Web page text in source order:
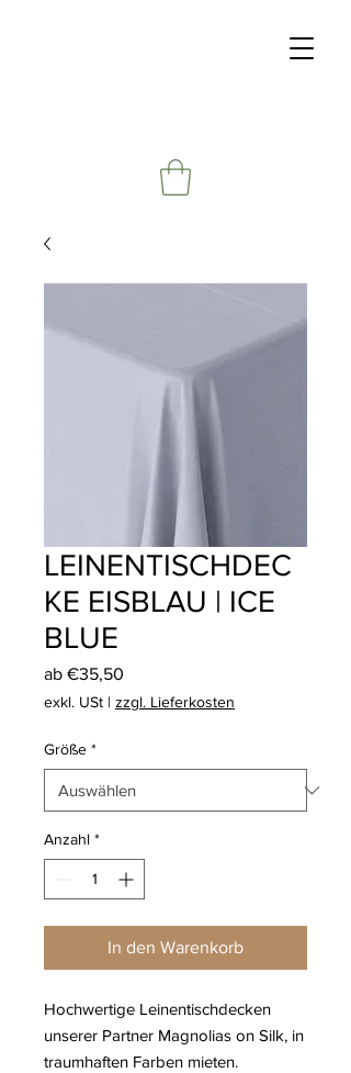
LEINENTISCHDEC
KE EISBLAU | ICE
BLUE
ab €35,50
exkl. USt | zzgl. Lieferkosten
Größe *
Anzahl *
In den Warenkorb
Hochwertige Leinentischdecken
unserer Partner Magnolias on Silk, in
traumhaften Farben mieten.